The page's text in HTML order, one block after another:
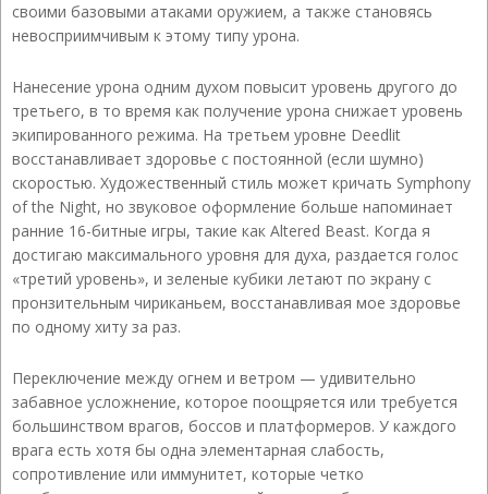
своими базовыми атаками оружием, а также становясь
невосприимчивым к этому типу урона.
Нанесение урона одним духом повысит уровень другого до
третьего, в то время как получение урона снижает уровень
экипированного режима. На третьем уровне Deedlit
восстанавливает здоровье с постоянной (если шумно)
скоростью. Художественный стиль может кричать Symphony
of the Night, но звуковое оформление больше напоминает
ранние 16-битные игры, такие как Altered Beast. Когда я
достигаю максимального уровня для духа, раздается голос
«третий уровень», и зеленые кубики летают по экрану с
пронзительным чириканьем, восстанавливая мое здоровье
по одному хиту за раз.
Переключение между огнем и ветром — удивительно
забавное усложнение, которое поощряется или требуется
большинством врагов, боссов и платформеров. У каждого
врага есть хотя бы одна элементарная слабость,
сопротивление или иммунитет, которые четко